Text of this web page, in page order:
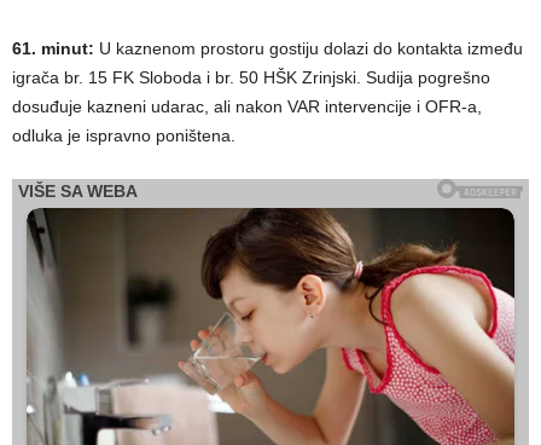
61. minut: U kaznenom prostoru gostiju dolazi do kontakta između
igrača br. 15 FK Sloboda i br. 50 HŠK Zrinjski. Sudija pogrešno
dosuđuje kazneni udarac, ali nakon VAR intervencije i OFR-a,
odluka je ispravno poništena.